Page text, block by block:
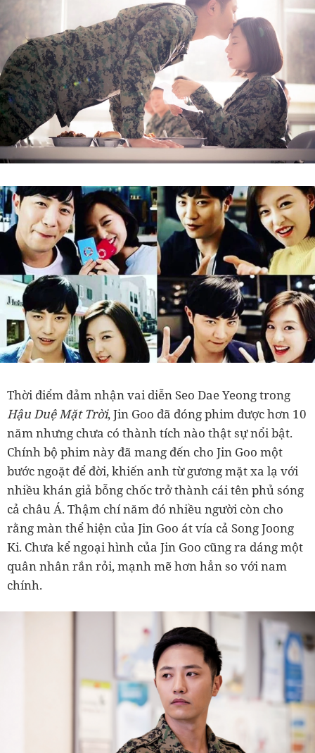
Thời điểm đảm nhận vai diễn Seo Dae Yeong trong
Hậu Duệ Mặt Trời, Jin Goo đã đóng phim được hơn 10
năm nhưng chưa có thành tích nào thật sự nổi bật.
Chính bộ phim này đã mang đến cho Jin Goo một
bước ngoặt để đời, khiến anh từ gương mặt xa lạ với
nhiều khán giả bỗng chốc trở thành cái tên phủ sóng
cả châu Á. Thậm chí năm đó nhiều người còn cho
rằng màn thể hiện của Jin Goo át vía cả Song Joong
Ki. Chưa kể ngoại hình của Jin Goo cũng ra dáng một
quân nhân rắn rỏi, mạnh mẽ hơn hẳn so với nam
chính.